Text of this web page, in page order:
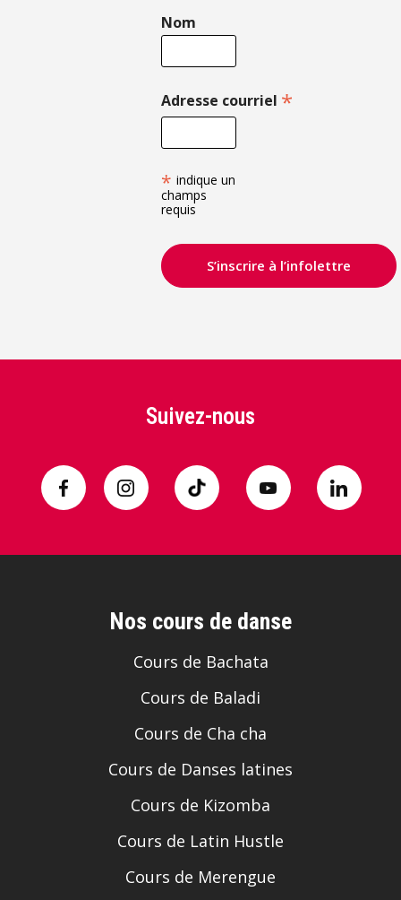
Nom
Adresse courriel *
* indique un
champs
requis
Suivez-nous
Nos cours de danse
Cours de Bachata
Cours de Baladi
Cours de Cha cha
Cours de Danses latines
Cours de Kizomba
Cours de Latin Hustle
Cours de Merengue